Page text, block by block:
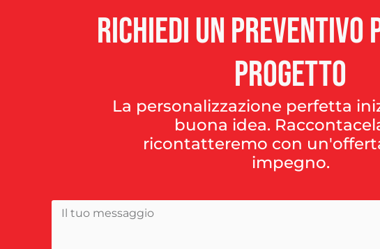
Richiediunpreventivo
progetto
La personalizzazione perfetta
buona idea.
ricontatteremo con
impegno.